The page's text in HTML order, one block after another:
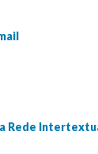
Rede